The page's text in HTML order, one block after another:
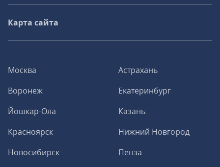
Москва
Астрахань
Воронеж
Екатеринбург
Йошкар-Ола
Казань
Красноярск
Нижний Новгород
Новосибирск
Пенза
Карта сайта